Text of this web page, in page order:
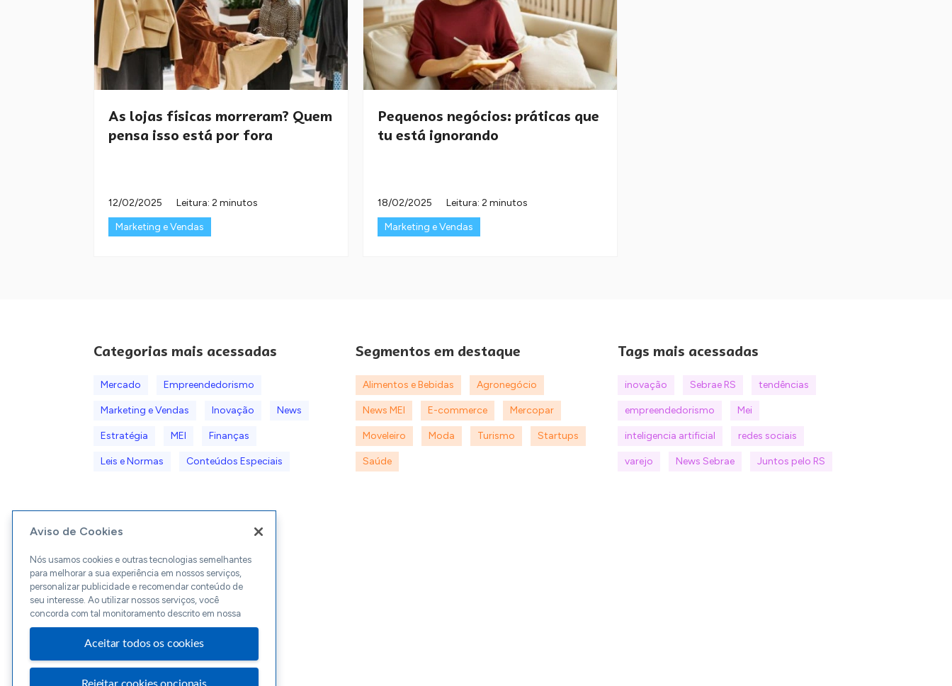
As lojas físicas morreram? Quem
pensa isso está por fora
12/02/2025
Leitura: 2 minutos
Marketing e Vendas
Pequenos negócios: práticas que
tu está ignorando
18/02/2025
Leitura: 2 minutos
Marketing e Vendas
Categorias mais acessadas
Mercado Empreendedorismo
Marketing e Vendas Inovação News
Estratégia MEI Finanças
Leis e Normas Conteúdos Especiais
Segmentos em destaque
Alimentos e Bebidas Agronegócio
News MEI E-commerce Mercopar
Moveleiro Moda Turismo Startups
Saúde
Tags mais acessadas
inovação Sebrae RS tendências
empreendedorismo Mei
inteligencia artificial redes sociais
varejo News Sebrae Juntos pelo RS
Aviso de Cookies
Nós usamos cookies e outras tecnologias semelhantes
para melhorar a sua experiência em nossos serviços,
personalizar publicidade e recomendar conteúdo de
seu interesse. Ao utilizar nossos serviços, você
concorda com tal monitoramento descrito em nossa
Aceitar todos os cookies